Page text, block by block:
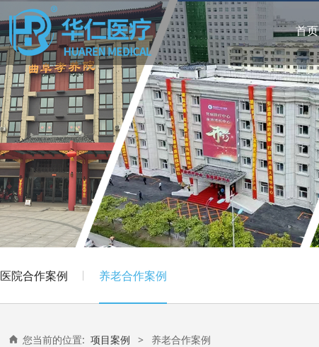
首页
医院合作案例 养老合作案例
您当前的位置: 项目案例 > 养老合作案例